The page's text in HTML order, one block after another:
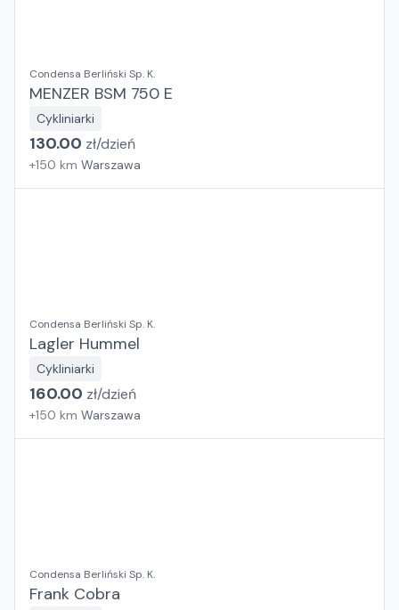
Condensa Berliński Sp. K.
MENZER BSM 750 E
Cykliniarki
130.00 zł/dzień
+150 km Warszawa
Condensa Berliński Sp. K.
Lagler Hummel
Cykliniarki
160.00 zł/dzień
+150 km Warszawa
Condensa Berliński Sp. K.
Frank Cobra